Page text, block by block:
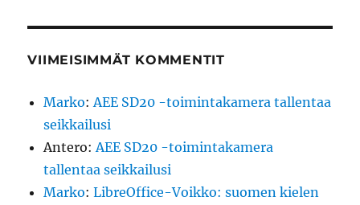
VIIMEISIMMÄT KOMMENTIT
Marko: AEE SD20 -toimintakamera tallentaa
seikkailusi
Antero: AEE SD20 -toimintakamera
tallentaa seikkailusi
Marko:LibreOffice-Voikko: suomen kielen